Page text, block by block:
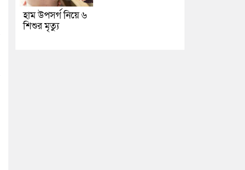
হাম উপসর্গ নিয়ে ৬
শিশুর মৃত্যু